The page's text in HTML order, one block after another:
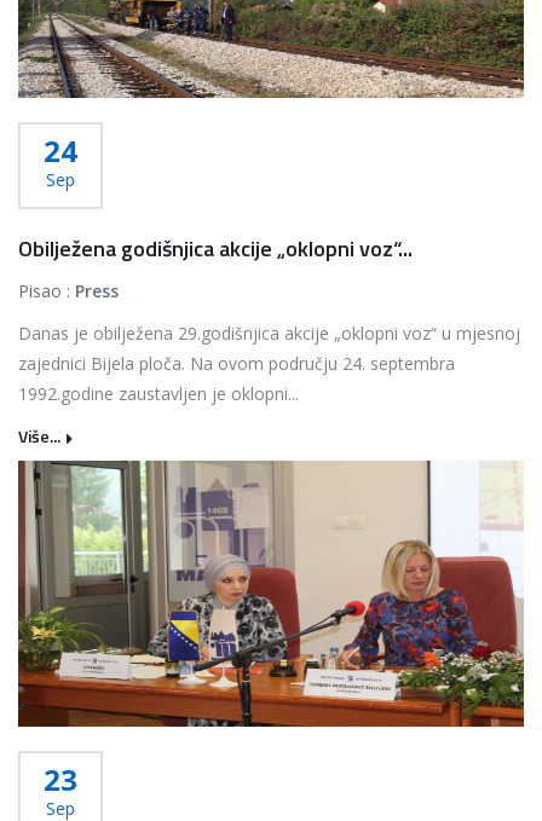
24
Sep
Obilježena godišnjica akcije „oklopni voz“...
Pisao : Press
Danas je obilježena 29.godišnjica akcije „oklopni voz“ u mjesnoj
zajednici Bijela ploča. Na ovom području 24. septembra
1992.godine zaustavljen je oklopni...
Više...
23
Sep